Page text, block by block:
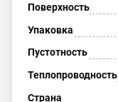
Поверхность
Упаковка
Пустотность
Теплопроводность
Страна